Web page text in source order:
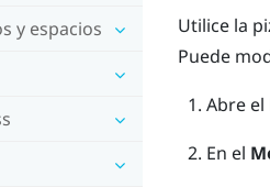
y espacios
Utilice la
Puede
Abre el
En el